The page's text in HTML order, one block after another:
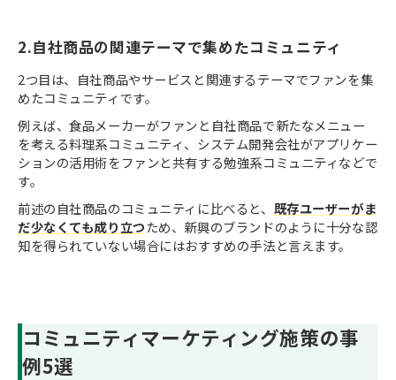
2.自社商品の関連テーマで集めたコミュニティ
2つ目は、自社商品やサービスと関連するテーマでファンを集
めたコミュニティです。
例えば、食品メーカーがファンと自社商品で新たなメニュー
を考える料理系コミュニティ、システム開発会社がアプリケー
ションの活用術をファンと共有する勉強系コミュニティなどで
す。
前述の自社商品のコミュニティに比べると、 既存ユーザーがま
だ少なくても成り立つため、新興のブランドのように十分な認
知を得られていない場合にはおすすめの手法と言えます。
コミュニティマーケティング施策の事
例5選